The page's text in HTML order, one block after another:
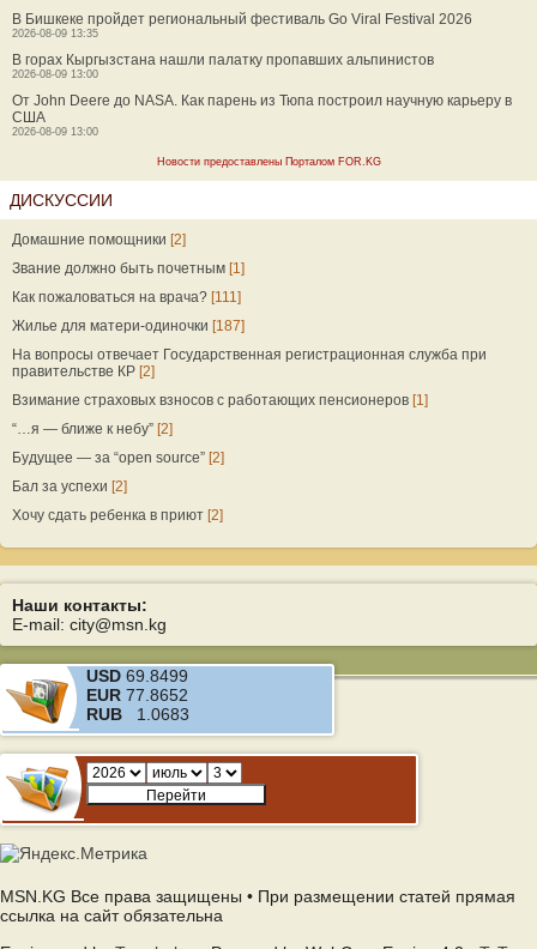
В Бишкеке пройдет региональный фестиваль Go Viral Festival 2026
2026-08-09 13:35
В горах Кыргызстана нашли палатку пропавших альпинистов
2026-08-09 13:00
От John Deere до NASA. Как парень из Тюпа построил научную карьеру в
США
2026-08-09 13:00
Новости предоставлены Порталом FOR.KG
ДИСКУССИИ
Домашние помощники [2]
Звание должно быть почетным [1]
Как пожаловаться на врача? [111]
Жилье для матери-одиночки [187]
На вопросы отвечает Государственная регистрационная служба при
правительстве КР [2]
Взимание страховых взносов с работающих пенсионеров [1]
“…я — ближе к небу” [2]
Будущее — за “open source” [2]
Бал за успехи [2]
Хочу сдать ребенка в приют [2]
Наши контакты:
E-mail: city@msn.kg
USD 69.8499
EUR 77.8652
RUB 1.0683
MSN.KG Все права защищены • При размещении статей прямая
ссылка на сайт обязательна